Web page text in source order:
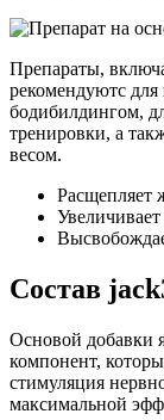
Препараты,
рекомендуютс
бодибилдингом,
тренировки, а
весом.
Расщепляет
Состав
Основой добавки
компонент,
стимуляция
максимальной